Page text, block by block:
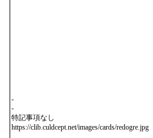
-
-
特記事項なし
https://clib.culdcept.net/images/cards/redogre.jpg